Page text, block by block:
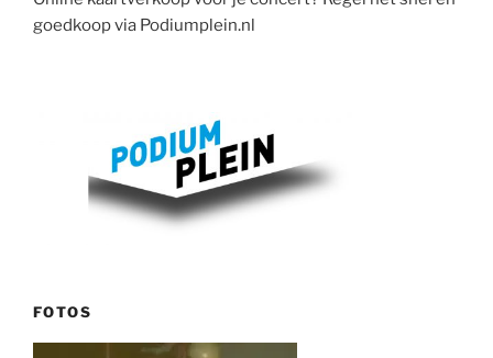
goedkoop via Podiumplein.nl
FOTOS